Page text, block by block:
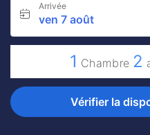
Arrivée
ven 7 août
1 Chambre 2
Vérifier la